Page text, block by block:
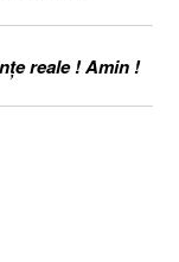
reale ! Amin !